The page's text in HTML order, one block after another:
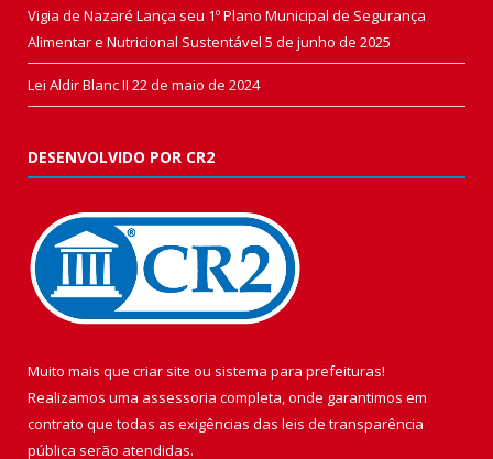
Vigia de Nazaré Lança seu 1º Plano Municipal de Segurança
Alimentar e Nutricional Sustentável 5 de junho de 2025
Lei Aldir Blanc II 22 de maio de 2024
DESENVOLVIDO POR CR2
Muito mais que criar site ou sistema para prefeituras!
Realizamos uma assessoria completa, onde garantimos em
contrato que todas as exigências das leis de transparência
pública serão atendidas.